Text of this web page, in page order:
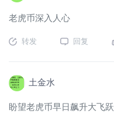
老虎币深入人心
转发 回复
土金水
盼望老虎币早日飙升大飞跃